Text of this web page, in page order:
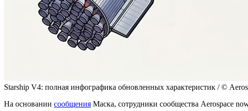
Starship V4: полная инфографика обновленных характеристик / ©
На основании сообщения Маска, сотрудники сообщества Aerospace